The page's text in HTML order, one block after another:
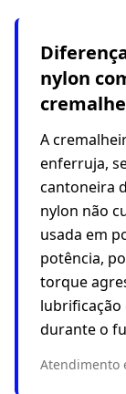
nylon
A
enferruja,
cantoneira
nylon não
usada em
potência,
torque
lubrificação
durante o
Atendimento